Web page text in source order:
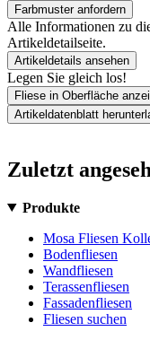
Farbmuster anfordern
Alle Informationen zu
Artikeldetailseite.
Artikeldetails ansehen
Legen Sie gleich los!
Fliese in Oberfläche
Artikeldatenblatt
Zuletzt
Produkte
Mosa Fliesen
Bodenfliesen
Wandfliesen
Terassenfliesen
Fassadenfliesen
Fliesen suchen